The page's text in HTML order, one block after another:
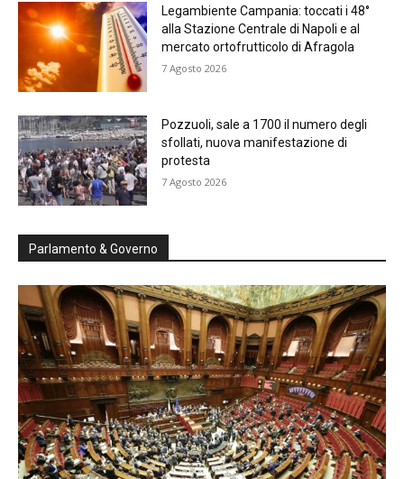
Legambiente Campania: toccati i 48°
alla Stazione Centrale di Napoli e al
mercato ortofrutticolo di Afragola
7 Agosto 2026
Pozzuoli, sale a 1700 il numero degli
sfollati, nuova manifestazione di
protesta
7 Agosto 2026
Parlamento & Governo